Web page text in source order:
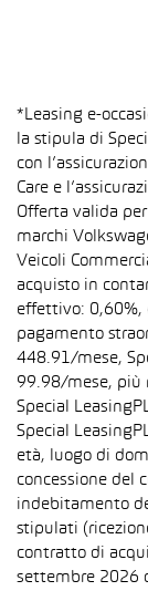
*Leasing e-
la stipula di
con
Care e
Offerta valida
marchi
Veicoli
acquisto in
effettivo: 0,60%,
pagamento
448.91/mese,
99.98/mese, più
Special
Special
età, luogo di
concessione del
indebitamento
stipulati
contratto di
settembre 2026